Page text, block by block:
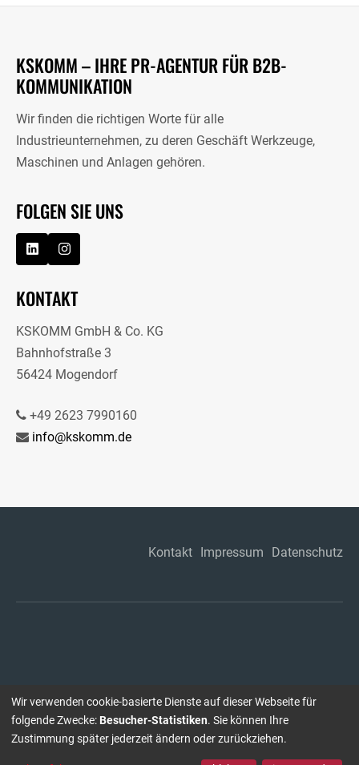
KSKOMM – IHRE PR-AGENTUR FÜR B2B-
KOMMUNIKATION
Wir finden die richtigen Worte für alle
Industrieunternehmen, zu deren Geschäft Werkzeuge,
Maschinen und Anlagen gehören.
FOLGEN SIE UNS
KONTAKT
KSKOMM GmbH & Co. KG
Bahnhofstraße 3
56424 Mogendorf
+49 2623 7990160
info@kskomm.de
Kontakt Impressum Datenschutz
Wir verwenden cookie-basierte Dienste auf dieser Webseite für
folgende Zwecke: Besucher-Statistiken. Sie können Ihre
Zustimmung später jederzeit ändern oder zurückziehen.